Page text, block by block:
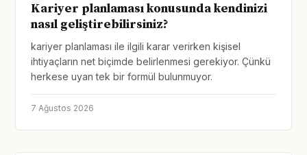
Kariyer planlaması konusunda kendinizi
nasıl geliştirebilirsiniz?
kariyer planlaması ile ilgili karar verirken kişisel
ihtiyaçların net biçimde belirlenmesi gerekiyor. Çünkü
herkese uyan tek bir formül bulunmuyor.
7 Ağustos 2026